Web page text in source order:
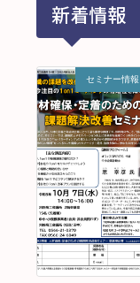
新着情報
セミナー情報